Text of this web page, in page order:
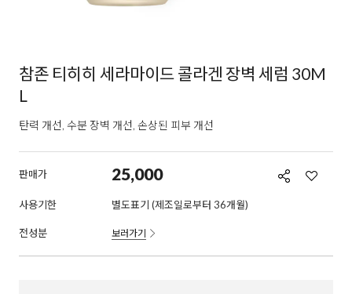
참존 티히히 세라마이드 콜라겐 장벽 세럼 30M
L
탄력 개선, 수분 장벽 개선, 손상된 피부 개선
판매가 25,000
사용기한 별도표기 (제조일로부터 36개월)
전성분 보러가기